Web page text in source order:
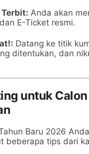
Anda akan
E-Ticket resmi.
Datang ke titik
ditentukan, dan
untuk Calon
Baru 2026
beberapa tips dari